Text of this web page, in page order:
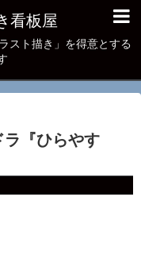
看板屋
スト描き」を得意とする
ラ『ひらやす